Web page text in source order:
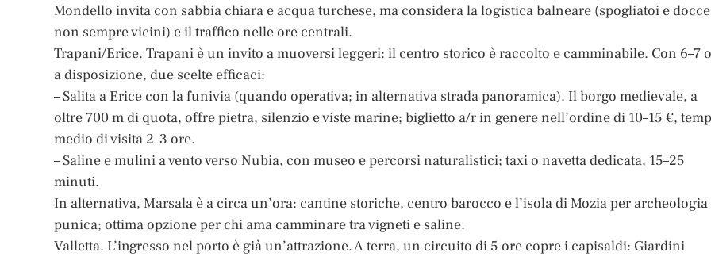
Mondello invita con sabbia chiara e acqua turchese, ma considera la logistica balneare (spogliatoi e docce
non sempre vicini) e il traffico nelle ore centrali.
Trapani/Erice. Trapani è un invito a muoversi leggeri: il centro storico è raccolto e camminabile. Con 6–7
a disposizione, due scelte efficaci:
– Salita a Erice con la funivia (quando operativa; in alternativa strada panoramica). Il borgo medievale, a
oltre 700 m di quota, offre pietra, silenzio e viste marine; biglietto a/r in genere nell’ordine di 10–15 €,
medio di visita 2–3 ore.
– Saline e mulini a vento verso Nubia, con museo e percorsi naturalistici; taxi o navetta dedicata, 15–25
minuti.
In alternativa, Marsala è a circa un’ora: cantine storiche, centro barocco e l’isola di Mozia per archeologia
punica; ottima opzione per chi ama camminare tra vigneti e saline.
Valletta. L’ingresso nel porto è già un’attrazione. A terra, un circuito di 5 ore copre i capisaldi: Giardini